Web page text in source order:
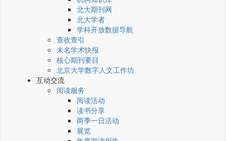
北大期刊网
北大学者
学科开放数据导航
查收查引
未名学术快报
核心期刊要目
北京大学数字人文工作坊
互动交流
阅读服务
阅读活动
读书分享
两季一日活动
展览